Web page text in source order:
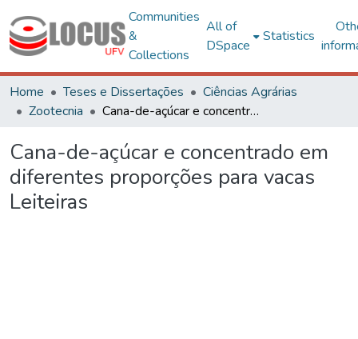
Communities
&
Collections
All of
DSpace
Statistics
Home Teses e Dissertações
Ciências Agrárias
Zootecnia
Cana-de-açúcar e concentrado em diferentes proporções para vacas Leiteiras
Cana-de-açúcar e concentrado em
diferentes proporções para vacas
Leiteiras